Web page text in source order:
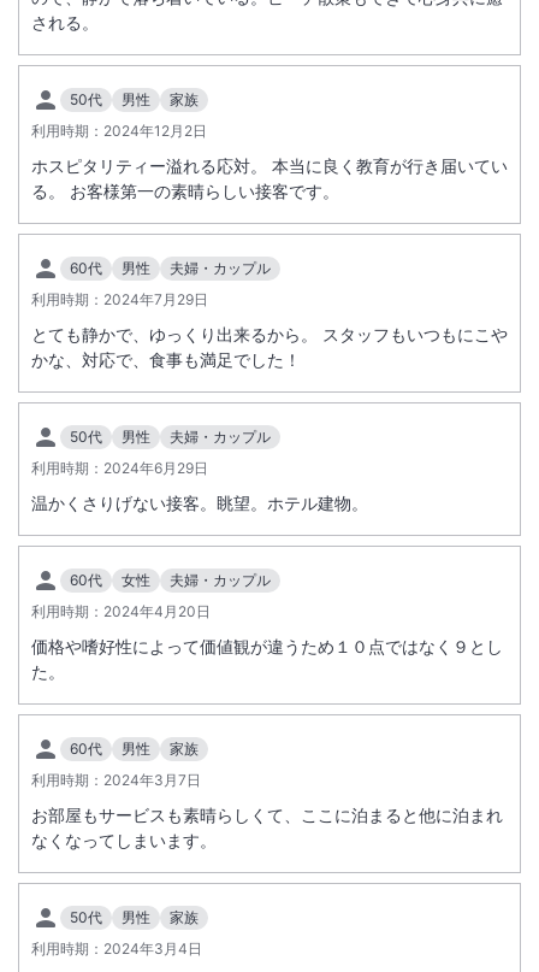
される。
50代 男性
家族
利用時期： 2024年12月2日
ホスピタリティー溢れる応対。 本当に良く教育が行き届いてい
る。 お客様第一の素晴らしい接客です。
60代 男性
夫婦・カップル
利用時期： 2024年7月29日
とても静かで、ゆっくり出来るから。 スタッフもいつもにこや
かな、対応で、食事も満足でした！
50代 男性
夫婦・カップル
利用時期： 2024年6月29日
温かくさりげない接客。眺望。ホテル建物。
60代 女性
夫婦・カップル
利用時期： 2024年4月20日
価格や嗜好性によって価値観が違うため１０点ではなく９とし
た。
60代 男性
家族
利用時期： 2024年3月7日
お部屋もサービスも素晴らしくて、ここに泊まると他に泊まれ
なくなってしまいます。
50代 男性
家族
利用時期： 2024年3月4日